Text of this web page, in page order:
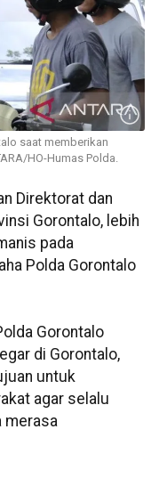
saat memberikan
HO-Humas Polda.
Direktorat dan
Gorontalo, lebih
pada
Polda Gorontalo
Gorontalo
di Gorontalo,
untuk
agar selalu
merasa